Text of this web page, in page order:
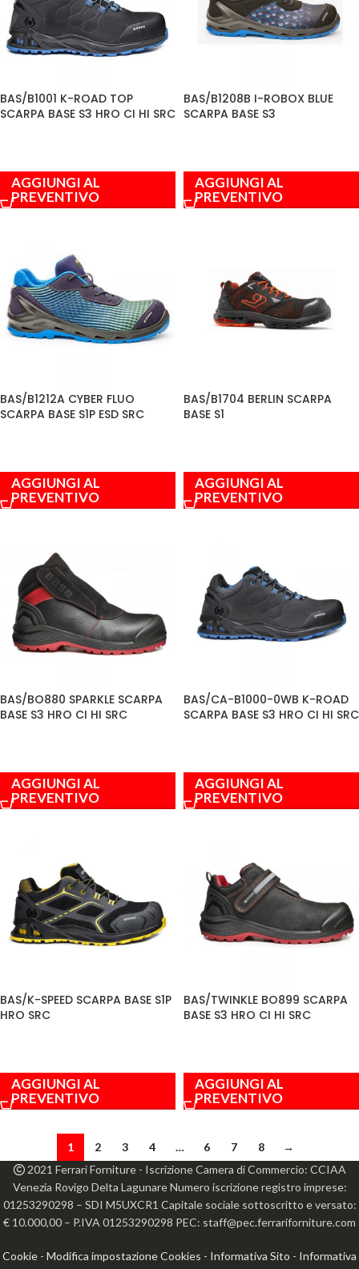
BAS/B1001 K-ROAD TOP
SCARPA BASE S3 HRO CI HI SRC
AGGIUNGI AL
PREVENTIVO
BAS/B1208B I-ROBOX BLUE
SCARPA BASE S3
AGGIUNGI AL
PREVENTIVO
BAS/B1212A CYBER FLUO
SCARPA BASE S1P ESD SRC
AGGIUNGI AL
PREVENTIVO
BAS/B1704 BERLIN SCARPA
BASE S1
AGGIUNGI AL
PREVENTIVO
BAS/BO880 SPARKLE SCARPA
BASE S3 HRO CI HI SRC
AGGIUNGI AL
PREVENTIVO
BAS/CA-B1000-0WB K-ROAD
SCARPA BASE S3 HRO CI HI SRC
AGGIUNGI AL
PREVENTIVO
BAS/K-SPEED SCARPA BASE S1P
HRO SRC
AGGIUNGI AL
PREVENTIVO
BAS/TWINKLE BO899 SCARPA
BASE S3 HRO CI HI SRC
AGGIUNGI AL
PREVENTIVO
1 2 3 4 … 6 7 8
→
2021 Ferrari Forniture - Iscrizione Camera di Commercio: CCIAA
Venezia Rovigo Delta Lagunare Numero iscrizione registro imprese:
01253290298 – SDI M5UXCR1 Capitale sociale sottoscritto e versato:
€ 10.000,00 – P.IVA 01253290298 PEC: staff@pec.ferrariforniture.com
Cookie - Modifica impostazione Cookies - Informativa Sito - Informativa